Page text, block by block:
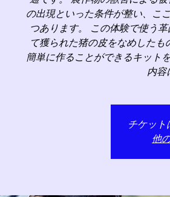
の出現といった条件が整い、こ
つあります。 この体験で使う
て獲られた猪の皮をなめした
簡単に作ることができるキット
内容
チケット
他